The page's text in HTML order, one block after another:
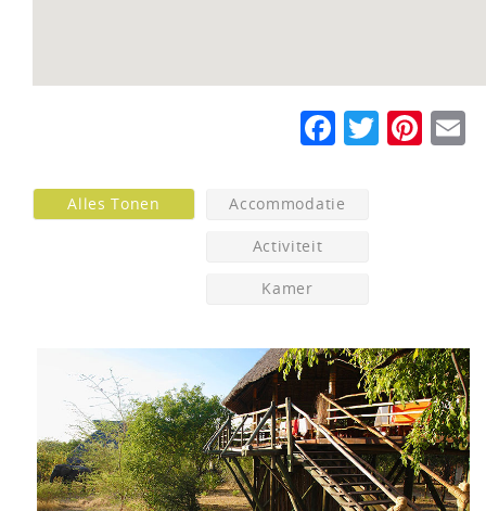
Alles Tonen Accommodatie
Activiteit
Kamer